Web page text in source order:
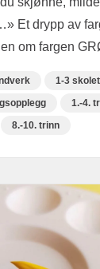
Et drypp av
om fargen
1-3
1.-4.
8.-10. trinn